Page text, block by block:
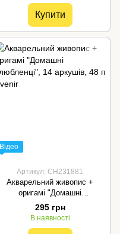
Купити
Відео
Артикул: CH231881
Акварельний живопис +
оригамі "Домашні
улюбленці", 14 аркушів, 48 па
літр, Avenir
295 грн
В наявності